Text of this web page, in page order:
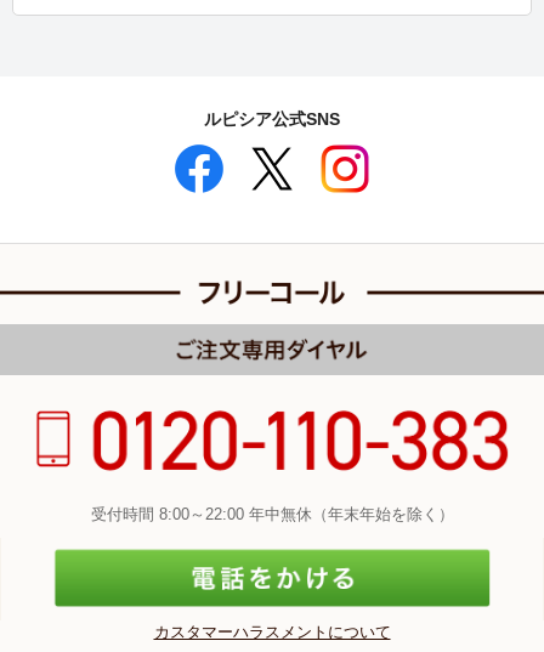
ルピシア公式SNS
受付時間 8:00～22:00 年中無休（年末年始を除く）
カスタマーハラスメントについて